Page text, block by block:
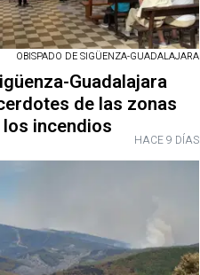
OBISPADO DE SIGÜENZA-GUADALAJARA
Guadalajara
de las zonas
incendios
HACE 9 DÍAS